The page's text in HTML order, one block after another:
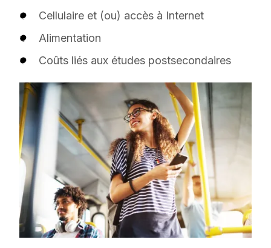
Cellulaire et (ou) accès à Internet
Alimentation
Coûts liés aux études postsecondaires